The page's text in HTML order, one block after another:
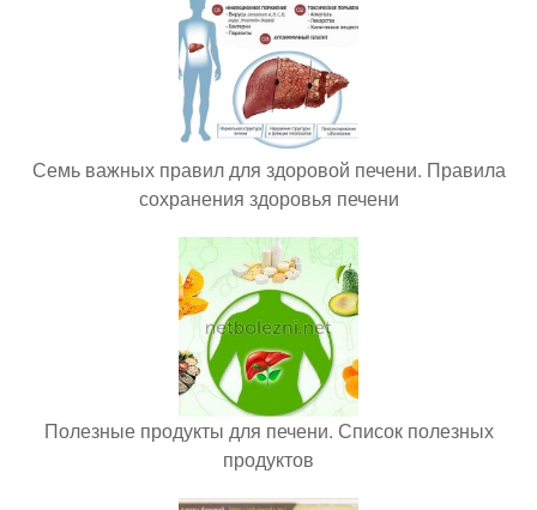
Семь важных правил для здоровой печени. Правила
сохранения здоровья печени
Полезные продукты для печени. Список полезных
продуктов